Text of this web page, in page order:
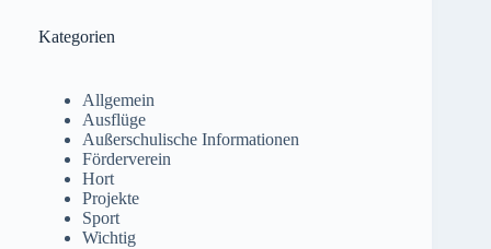
Kategorien
Allgemein
Ausflüge
Außerschulische Informationen
Förderverein
Hort
Projekte
Sport
Wichtig